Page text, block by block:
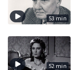
53 min
52 min